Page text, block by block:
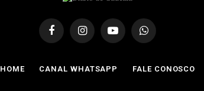
FacebookInstagramYouTubeWhatsApp
HOME CANAL WHATSAPP FALE CONOSCO